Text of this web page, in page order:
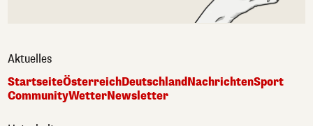
Aktuelles
StartseiteÖsterreichDeutschlandNachrichtenSport
CommunityWetterNewsletter